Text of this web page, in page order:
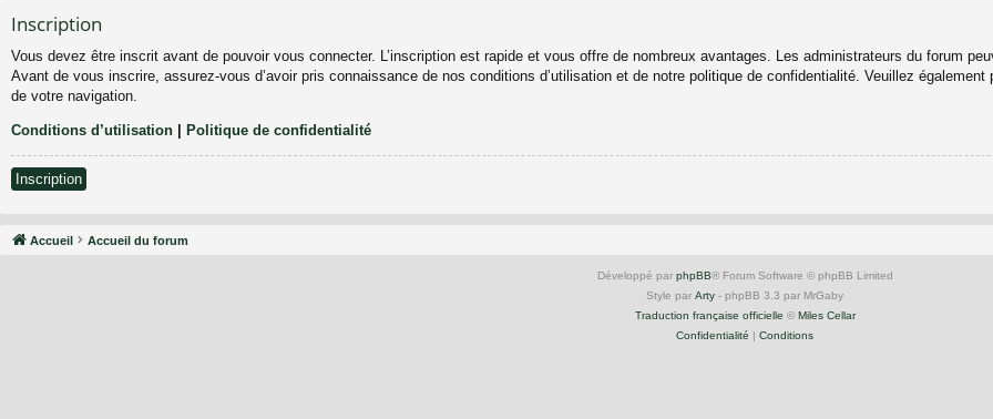
Inscription
Vous devez être inscrit avant de pouvoir vous connecter. L’inscription est rapide et vous offre de nombreux avantages. Les administrateurs du forum
Avant de vous inscrire, assurez-vous d’avoir pris connaissance de nos conditions d’utilisation et de notre politique de confidentialité. Veuillez
de votre navigation.
Conditions d’utilisation | Politique de confidentialité
Inscription
Accueil Accueil du forum
Développé par phpBB® Forum Software © phpBB Limited
Style par Arty - phpBB 3.3 par MrGaby
Traduction française officielle © Miles Cellar
Confidentialité | Conditions